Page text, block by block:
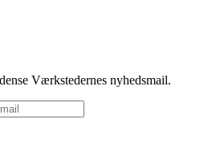
Værkstedernes nyhedsmail.